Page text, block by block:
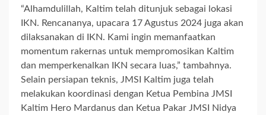
“Alhamdulillah, Kaltim telah ditunjuk sebagai lokasi
IKN. Rencananya, upacara 17 Agustus 2024 juga akan
dilaksanakan di IKN. Kami ingin memanfaatkan
momentum rakernas untuk mempromosikan Kaltim
dan memperkenalkan IKN secara luas,” tambahnya.
Selain persiapan teknis, JMSI Kaltim juga telah
melakukan koordinasi dengan Ketua Pembina JMSI
Kaltim Hero Mardanus dan Ketua Pakar JMSI Nidya